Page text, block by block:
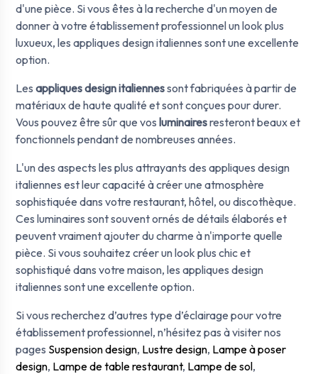
d'une pièce. Si vous êtes à la recherche d'un moyen de
donner à votre établissement professionnel un look plus
luxueux, les appliques design italiennes sont une excellente
option.
Lesappliques design italiennessont fabriquées à partir de
matériaux de haute qualité et sont conçues pour durer.
Vous pouvez être sûr que vosluminairesresteront beaux et
fonctionnels pendant de nombreuses années.
L'un des aspects les plus attrayants des appliques design
italiennes est leur capacité à créer une atmosphère
sophistiquée dans votre restaurant, hôtel, ou discothèque.
Ces luminaires sont souvent ornés de détails élaborés et
peuvent vraiment ajouter du charme à n'importe quelle
pièce. Si vous souhaitez créer un look plus chic et
sophistiqué dans votre maison, les appliques design
italiennes sont une excellente option.
Si vous recherchez d’autres type d’éclairage pour votre
établissement professionnel, n’hésitez pas à visiter nos
pages Suspension design, Lustre design, Lampe à poser
design, Lampe de table restaurant, Lampe de sol,